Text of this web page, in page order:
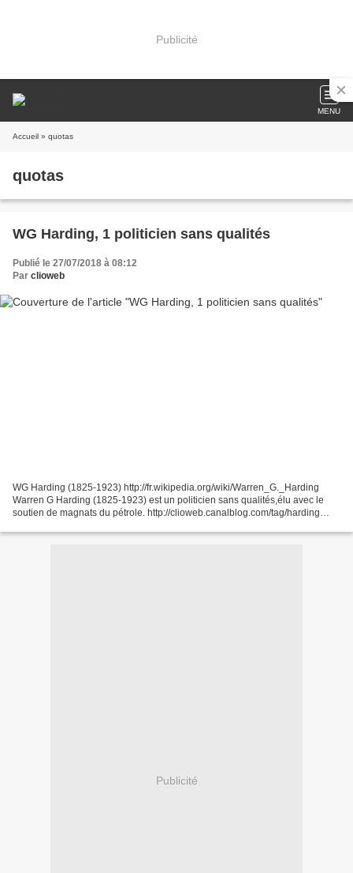
Publicité
MENU
Accueil » quotas
quotas
WG Harding, 1 politicien sans qualités
Publié le 27/07/2018 à 08:12
Par clioweb
WG Harding (1825-1923) http://fr.wikipedia.org/wiki/Warren_G._Harding
Warren G Harding (1825-1923) est un politicien sans qualités,élu avec le
soutien de magnats du pétrole. http://clioweb.canalblog.com/tag/harding
Publicité